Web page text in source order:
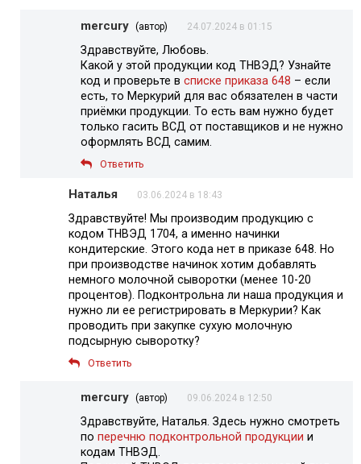
mercury (автор) 24.07.2024 в 01:15
Здравствуйте, Любовь.
Какой у этой продукции код ТНВЭД? Узнайте
код и проверьте в списке приказа 648 – если
есть, то Меркурий для вас обязателен в части
приёмки продукции. То есть вам нужно будет
только гасить ВСД от поставщиков и не нужно
оформлять ВСД самим.
Ответить
Наталья 03.06.2024 в 18:43
Здравствуйте! Мы производим продукцию с
кодом ТНВЭД 1704, а именно начинки
кондитерские. Этого кода нет в приказе 648. Но
при производстве начинок хотим добавлять
немного молочной сыворотки (менее 10-20
процентов). Подконтрольна ли наша продукция и
нужно ли ее регистрировать в Меркурии? Как
проводить при закупке сухую молочную
подсырную сыворотку?
Ответить
mercury (автор) 09.06.2024 в 12:50
Здравствуйте, Наталья. Здесь нужно смотреть
по перечню подконтрольной продукции и
кодам ТНВЭД.